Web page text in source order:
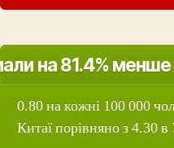
на 81.4%
0.80 на кожні 100 000
Китаї порівняно з 4.30 в